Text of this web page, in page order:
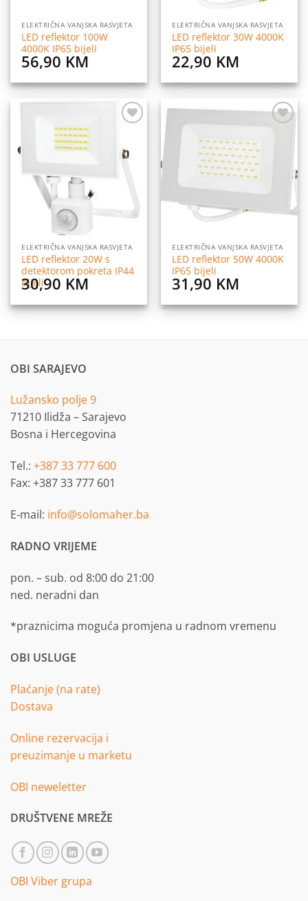
ELEKTRIČNA VANJSKA RASVJETA
LED reflektor 100W
4000K IP65 bijeli
56,90 KM
ELEKTRIČNA VANJSKA RASVJETA
LED reflektor 30W 4000K
IP65 bijeli
22,90 KM
listu
želja
ELEKTRIČNA VANJSKA RASVJETA
LED reflektor 20W s
detektorom pokreta IP44
bijeli
30,90 KM
ELEKTRIČNA VANJSKA RASVJETA
LED reflektor 50W 4000K
IP65 bijeli
31,90 KM
OBI SARAJEVO
Lužansko polje 9
71210 Ilidža – Sarajevo
Bosna i Hercegovina
Tel.: +387 33 777 600
Fax: +387 33 777 601
E-mail: info@solomaher.ba
RADNO VRIJEME
pon. – sub. od 8:00 do 21:00
ned. neradni dan
*praznicima moguća promjena u radnom vremenu
OBI USLUGE
Plaćanje (na rate)
Dostava
Online rezervacija i
preuzimanje u marketu
OBI neweletter
DRUŠTVENE MREŽE
OBI Viber grupa